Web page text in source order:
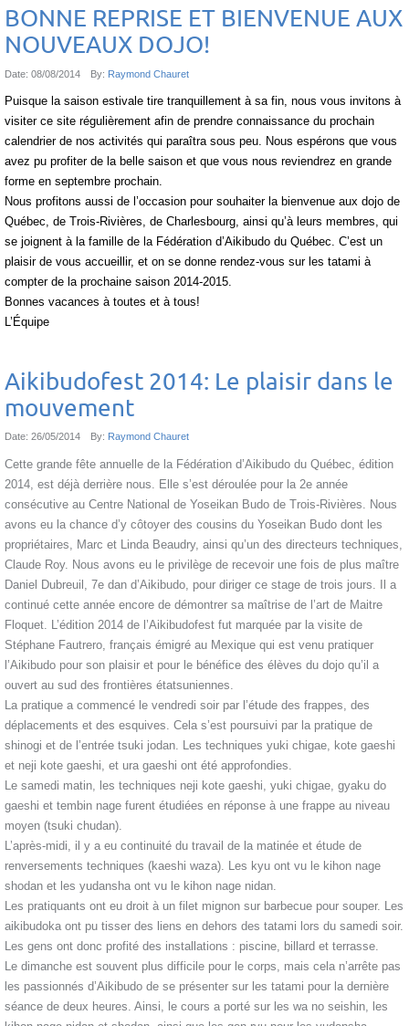
BONNE REPRISE ET BIENVENUE AUX
NOUVEAUX DOJO!
Date: 08/08/2014 By: Raymond Chauret
Puisque la saison estivale tire tranquillement à sa fin, nous vous invitons à
visiter ce site régulièrement afin de prendre connaissance du prochain
calendrier de nos activités qui paraîtra sous peu. Nous espérons que vous
avez pu profiter de la belle saison et que vous nous reviendrez en grande
forme en septembre prochain.
Nous profitons aussi de l’occasion pour souhaiter la bienvenue aux dojo de
Québec, de Trois-Rivières, de Charlesbourg, ainsi qu’à leurs membres, qui
se joignent à la famille de la Fédération d’Aikibudo du Québec. C’est un
plaisir de vous accueillir, et on se donne rendez-vous sur les tatami à
compter de la prochaine saison 2014-2015.
Bonnes vacances à toutes et à tous!
L’Équipe
Aikibudofest 2014: Le plaisir dans le
mouvement
Date: 26/05/2014 By: Raymond Chauret
Cette grande fête annuelle de la Fédération d’Aikibudo du Québec, édition
2014, est déjà derrière nous. Elle s’est déroulée pour la 2e année
consécutive au Centre National de Yoseikan Budo de Trois-Rivières. Nous
avons eu la chance d’y côtoyer des cousins du Yoseikan Budo dont les
propriétaires, Marc et Linda Beaudry, ainsi qu’un des directeurs techniques,
Claude Roy. Nous avons eu le privilège de recevoir une fois de plus maître
Daniel Dubreuil, 7e dan d’Aikibudo, pour diriger ce stage de trois jours. Il a
continué cette année encore de démontrer sa maîtrise de l’art de Maitre
Floquet. L’édition 2014 de l’Aikibudofest fut marquée par la visite de
Stéphane Fautrero, français émigré au Mexique qui est venu pratiquer
l’Aikibudo pour son plaisir et pour le bénéfice des élèves du dojo qu’il a
ouvert au sud des frontières étatsuniennes.
La pratique a commencé le vendredi soir par l’étude des frappes, des
déplacements et des esquives. Cela s’est poursuivi par la pratique de
shinogi et de l’entrée tsuki jodan. Les techniques yuki chigae, kote gaeshi
et neji kote gaeshi, et ura gaeshi ont été approfondies.
Le samedi matin, les techniques neji kote gaeshi, yuki chigae, gyaku do
gaeshi et tembin nage furent étudiées en réponse à une frappe au niveau
moyen (tsuki chudan).
L’après-midi, il y a eu continuité du travail de la matinée et étude de
renversements techniques (kaeshi waza). Les kyu ont vu le kihon nage
shodan et les yudansha ont vu le kihon nage nidan.
Les pratiquants ont eu droit à un filet mignon sur barbecue pour souper. Les
aikibudoka ont pu tisser des liens en dehors des tatami lors du samedi soir.
Les gens ont donc profité des installations : piscine, billard et terrasse.
Le dimanche est souvent plus difficile pour le corps, mais cela n’arrête pas
les passionnés d’Aikibudo de se présenter sur les tatami pour la dernière
séance de deux heures. Ainsi, le cours a porté sur les wa no seishin, les